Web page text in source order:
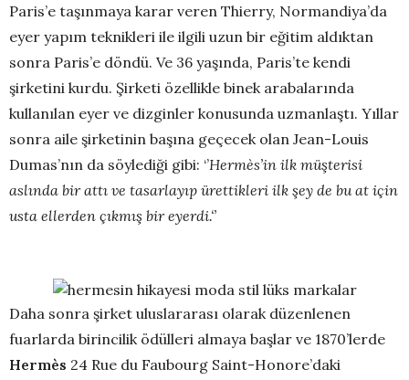
Paris’e taşınmaya karar veren Thierry, Normandiya’da
eyer yapım teknikleri ile ilgili uzun bir eğitim aldıktan
sonra Paris’e döndü. Ve 36 yaşında, Paris’te kendi
şirketini kurdu. Şirketi özellikle binek arabalarında
kullanılan eyer ve dizginler konusunda uzmanlaştı. Yıllar
sonra aile şirketinin başına geçecek olan Jean-Louis
Dumas’nın da söylediği gibi: ‘’Hermès’in ilk müşterisi
aslında bir attı ve tasarlayıp ürettikleri ilk şey de bu at için
usta ellerden çıkmış bir eyerdi.‘’
Daha sonra şirket uluslararası olarak düzenlenen
fuarlarda birincilik ödülleri almaya başlar ve 1870’lerde
Hermès 24 Rue du Faubourg Saint-Honore’daki